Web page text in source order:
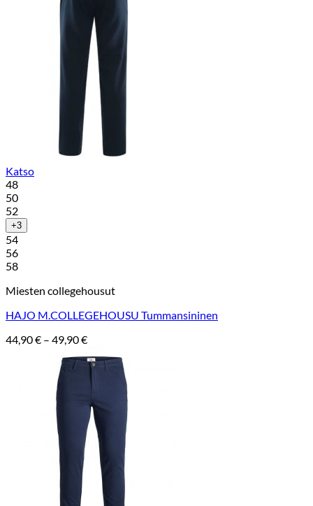
Katso
48
50
52
+3
54
56
58
Miesten collegehousut
HAJO M.COLLEGEHOUSU Tummansininen
44,90€ – 49,90€Hintaluokka:
-
49,90 €